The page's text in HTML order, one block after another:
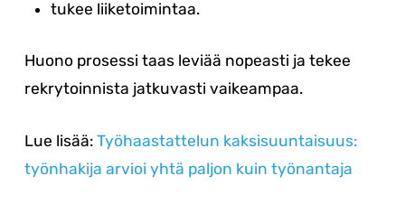
tukee liiketoimintaa.
Huono prosessi taas leviää nopeasti ja tekee
rekrytoinnista jatkuvasti vaikeampaa.
Lue lisää: Työhaastattelun kaksisuuntaisuus:
työnhakija arvioi yhtä paljon kuin työnantaja